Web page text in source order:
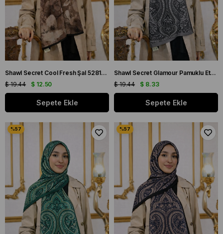
Shawl Secret Cool Fresh Şal 52819 Siyah Koyu Kahve
$ 12.50
$ 19.44
Sepete Ekle
Shawl Secret Glamour Pamuklu Etnik Soft Şal 52826 Gri Siyah Etnik Desen
$ 8.33
$ 19.44
Sepete Ekle